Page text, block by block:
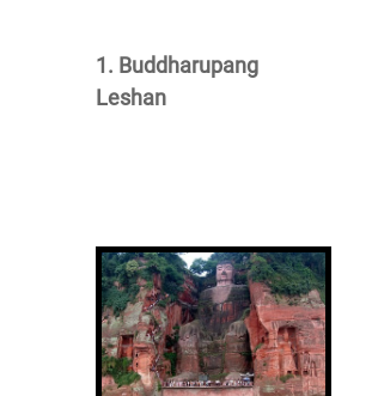
1. Buddharupang
Leshan